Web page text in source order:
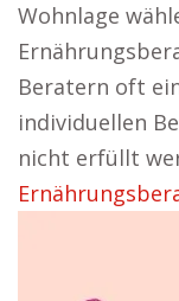
Wohnlage
Beratern oft
individuellen
nicht erfüllt